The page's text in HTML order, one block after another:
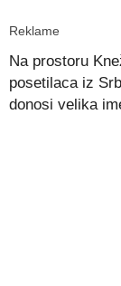
Reklame
Na prostoru
posetilaca iz
donosi velika